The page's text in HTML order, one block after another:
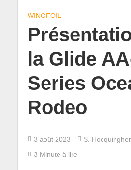
WINGFOIL
la Glide
Series
Rodeo
3 août 2023
S.
3 Minute à lire